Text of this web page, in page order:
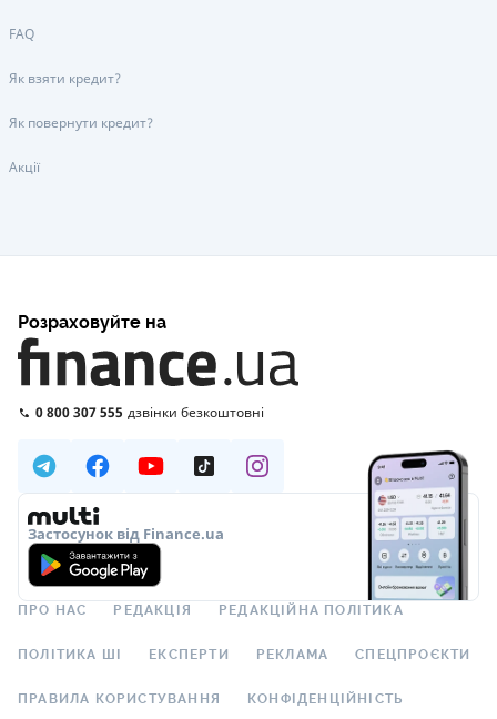
FAQ
Як взяти кредит?
Як повернути кредит?
Акції
Розраховуйте на
0 800 307 555 дзвінки безкоштовні
Застосунок від Finance.ua
ПРО НАС РЕДАКЦІЯ РЕДАКЦІЙНА ПОЛІТИКА
ПОЛІТИКА ШІ ЕКСПЕРТИ РЕКЛАМА СПЕЦПРОЄКТИ
ПРАВИЛА КОРИСТУВАННЯ КОНФІДЕНЦІЙНІСТЬ